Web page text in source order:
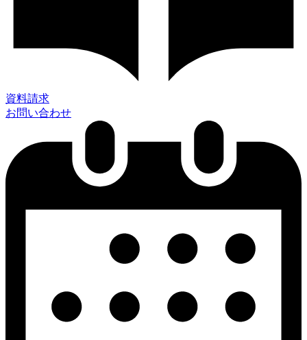
資料請求
お問い合わせ